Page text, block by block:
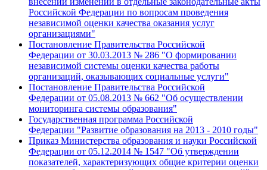
Российской Федерации по вопросам проведения
независимой оценки качества оказания услуг
организациями"
Постановление Правительства Российской
Федерации от 30.03.2013 № 286 "О формировании
независимой системы оценки качества работы
организаций, оказывающих социальные услуги"
Постановление Правительства Российской
Федерации от 05.08.2013 № 662 "Об осуществлении
мониторинга системы образования"
Государственная программа Российской
Федерации "Развитие образования на 2013 - 2010 годы"
Приказ Министерства образования и науки Российской
Федерации от 05.12.2014 № 1547 "Об утверждении
показателей, характеризующих общие критерии оценки